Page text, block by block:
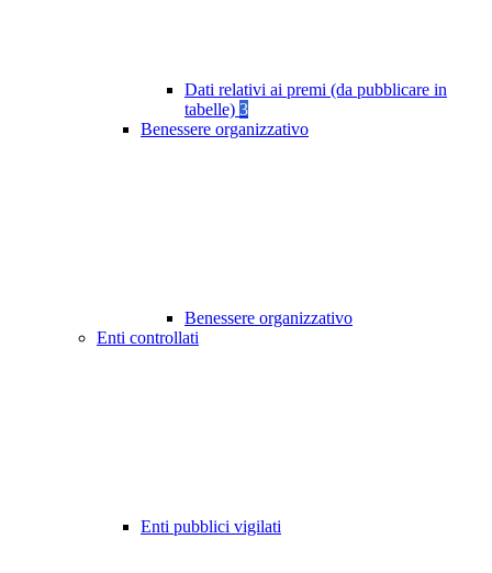
Dati relativi ai premi (da pubblicare in
tabelle) 3
Benessere organizzativo
Benessere organizzativo
Enti controllati
Enti pubblici vigilati